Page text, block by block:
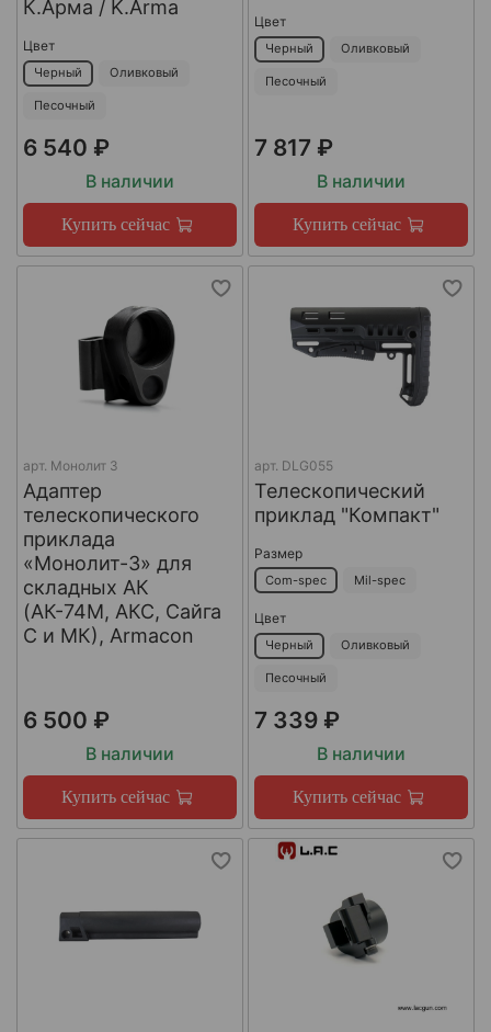
К.Арма / K.Arma
Цвет
Черный Оливковый
Песочный
6 540 ₽
В наличии
Купить сейчас
Цвет
Черный Оливковый
Песочный
7 817 ₽
В наличии
Купить сейчас
арт. Монолит 3
Адаптер
телескопического
приклада
«Монолит-3» для
складных АК
(АК-74М, АКС, Сайга
С и МК), Armacon
6 500 ₽
В наличии
Купить сейчас
арт. DLG055
Телескопический
приклад "Компакт"
Размер
Com-spec Mil-spec
Цвет
Черный Оливковый
Песочный
7 339 ₽
В наличии
Купить сейчас